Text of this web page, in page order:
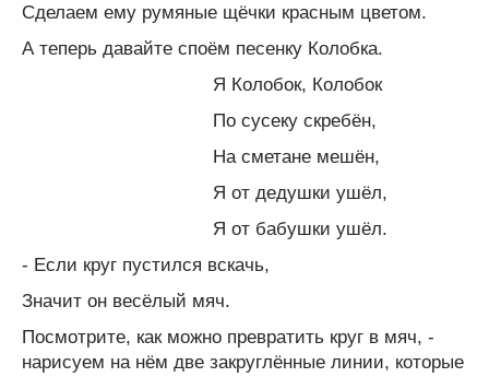
Сделаем ему румяные щёчки красным цветом.
А теперь давайте споём песенку Колобка.
Я Колобок, Колобок
По сусеку скребён,
На сметане мешён,
Я от дедушки ушёл,
Я от бабушки ушёл.
- Если круг пустился вскачь,
Значит он весёлый мяч.
Посмотрите, как можно превратить круг в мяч, -
нарисуем на нём две закруглённые линии, которые